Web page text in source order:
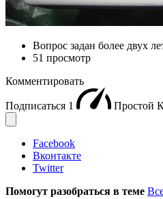
Вопрос задан более двух
51 просмотр
Комментировать
Подписаться 1 Простой
Facebook
Вконтакте
Twitter
Помогут разобраться в теме